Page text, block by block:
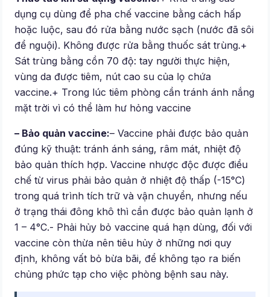
dụng cụ dùng để pha chế vaccine bằng cách hấp
hoặc luộc, sau đó rửa bằng nước sạch (nước đã sôi
để nguội). Không được rửa bằng thuốc sát trùng.+
Sát trùng bằng cồn 70 độ: tay người thực hiện,
vùng da được tiêm, nút cao su của lọ chứa
vaccine.+ Trong lúc tiêm phòng cần tránh ánh nắng
mặt trời vì có thể làm hư hỏng vaccine
– Bảo quản vaccine:– Vaccine phải được bảo quản
đúng kỹ thuật: tránh ánh sáng, râm mát, nhiệt độ
bảo quản thích hợp. Vaccine nhược độc được điều
chế từ virus phải bảo quản ở nhiệt độ thấp (-15°C)
trong quá trình tích trữ và vận chuyển, nhưng nếu
ở trạng thái đông khô thì cần được bảo quản lạnh ở
1 – 4°C.- Phải hủy bỏ vaccine quá hạn dùng, đối với
vaccine còn thừa nên tiêu hủy ở những nơi quy
định, không vất bỏ bừa bãi, để không tạo ra biến
chủng phức tạp cho việc phòng bệnh sau này.